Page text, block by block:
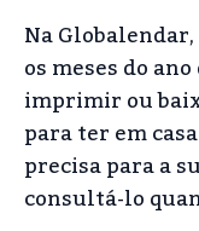
Na
os meses do
imprimir ou
para ter em
precisa para a
consultá-lo